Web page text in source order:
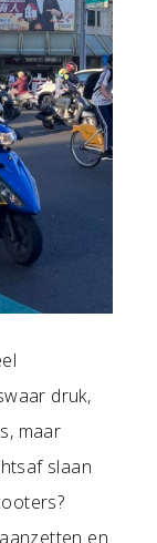
druk,
maar
slaan
en